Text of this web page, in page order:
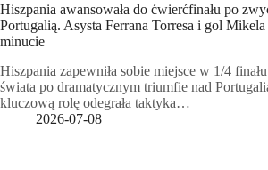
Hiszpania awansowała do ćwierćfinału po
Portugalią. Asysta Ferrana Torresa i gol
minucie
Hiszpania zapewniła sobie miejsce w 1/4
świata po dramatycznym triumfie nad
kluczową rolę odegrała taktyka…
2026-07-08